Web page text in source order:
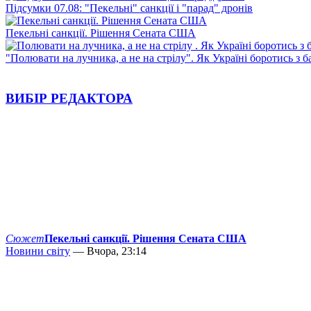
Підсумки 07.08: "Пекельні" санкції і "парад" дронів
Пекельні санкції. Рішення Сената США
"Полювати на лучника, а не на стрілу". Як Україні боротись з
ВИБІР РЕДАКТОРА
СюжетПекельні санкції. Рішення Сената США
Новини світу — Вчора, 23:14